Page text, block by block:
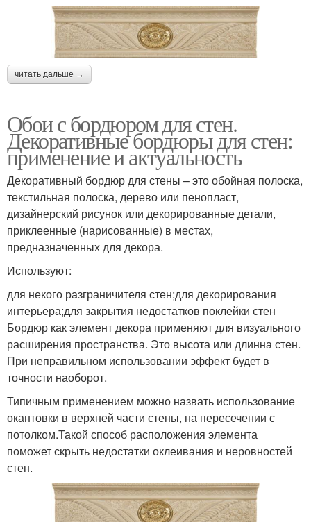
читать дальше →
Обои с бордюром для стен.
Декоративные бордюры для стен:
применение и актуальность
Декоративный бордюр для стены – это обойная полоска,
текстильная полоска, дерево или пенопласт,
дизайнерский рисунок или декорированные детали,
приклеенные (нарисованные) в местах,
предназначенных для декора.
Используют:
для некого разграничителя стен;для декорирования
интерьера;для закрытия недостатков поклейки стен
Бордюр как элемент декора применяют для визуального
расширения пространства. Это высота или длинна стен.
При неправильном использовании эффект будет в
точности наоборот.
Типичным применением можно назвать использование
окантовки в верхней части стены, на пересечении с
потолком.Такой способ расположения элемента
поможет скрыть недостатки оклеивания и неровностей
стен.